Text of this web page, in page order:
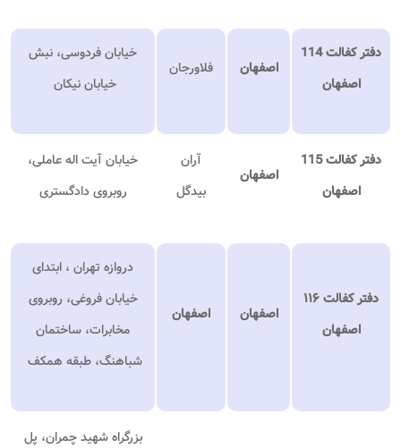
دفتر کفالت 114
اصفهان
اصفهان فلاورجان
خیابان فردوسی، نبش
خیابان نیکان
دفتر کفالت 115
اصفهان
اصفهان
آران
بیدگل
خیابان آیت اله عاملی،
روبروی دادگستری
دفتر کفالت ۱۱۶
اصفهان
اصفهان اصفهان
دروازه تهران ، ابتدای
خیابان فروغی، روبروی
مخابرات، ساختمان
شباهنگ، طبقه همکف
بزرگراه شهید چمران، پل